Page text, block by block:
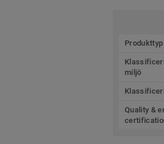
Produkttyp
miljö
Quality &